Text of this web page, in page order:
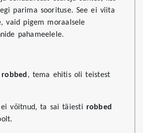
parima soorituse. See ei viita
vaid pigem moraalsele
pahameelele.
robbed , tema ehitis oli teistest
võitnud, ta sai täiesti robbed